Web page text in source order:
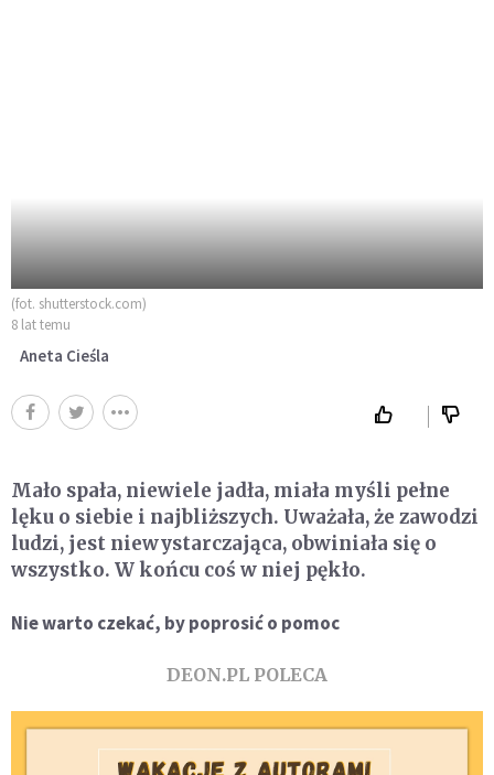
(fot. shutterstock.com)
8 lat temu
Aneta Cieśla
Mało spała, niewiele jadła, miała myśli pełne
lęku o siebie i najbliższych. Uważała, że zawodzi
ludzi, jest niewystarczająca, obwiniała się o
wszystko. W końcu coś w niej pękło.
Nie warto czekać, by poprosić o pomoc
DEON.PL POLECA